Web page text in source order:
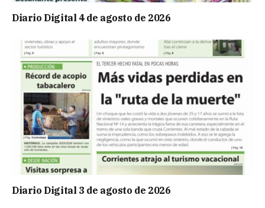
Diario Digital 4 de agosto de 2026
Diario Digital 3 de agosto de 2026